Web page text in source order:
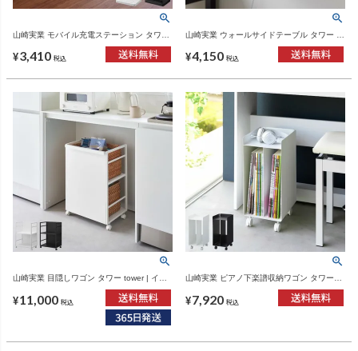
山崎実業 モバイル充電ステーション タワー
¥3,410 税込
山崎実業 ウォールサイドテーブル タワー 石
タワーシリーズ
¥4,150 税込
山崎実業 目隠しワゴン タワー tower | イン
テリア雑貨・タワーシリーズ
¥11,000 税込
山崎実業 ピアノ下楽譜収納ワゴン タワー
tower | インテリア雑貨・タワーシリーズ
¥7,920 税込